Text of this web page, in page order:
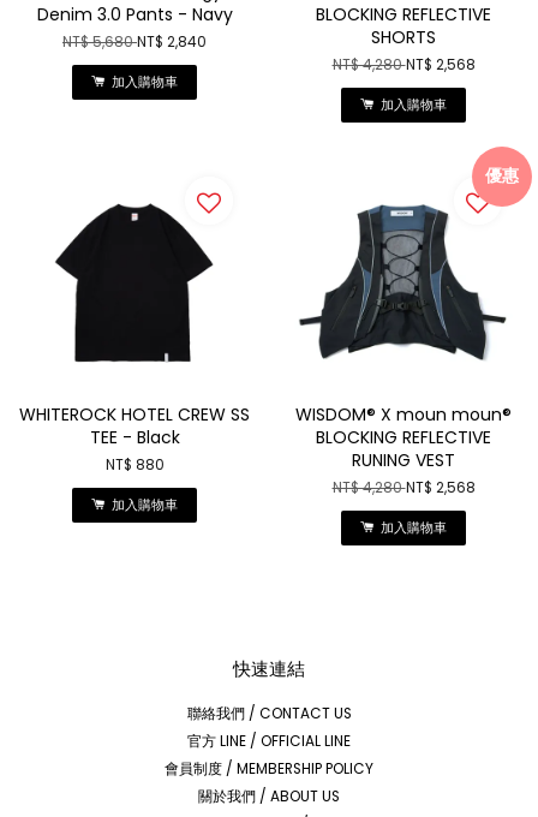
Denim 3.0 Pants - Navy
NT$ 5,680NT$ 2,840
加入購物車
BLOCKING REFLECTIVE
SHORTS
NT$ 4,280NT$ 2,568
加入購物車
WHITEROCK HOTEL CREW SS
TEE - Black
NT$ 880
加入購物車
優惠
WISDOM® X moun moun®
BLOCKING REFLECTIVE
RUNING VEST
NT$ 4,280NT$ 2,568
加入購物車
快速連結
聯絡我們 / CONTACT US
官方 LINE / OFFICIAL LINE
會員制度 / MEMBERSHIP POLICY
關於我們 / ABOUT US